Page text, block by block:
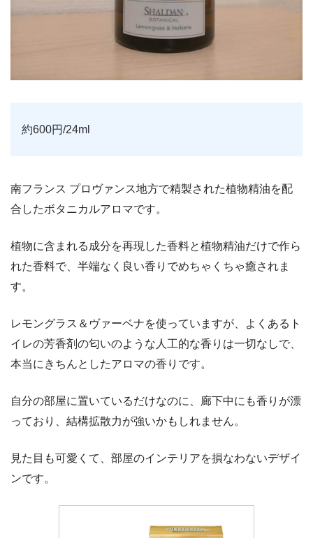
約600円/24ml
南フランス プロヴァンス地方で精製された植物精油を配
合したボタニカルアロマです。
植物に含まれる成分を再現した香料と植物精油だけで作ら
れた香料で、半端なく良い香りでめちゃくちゃ癒されま
す。
レモングラス＆ヴァーベナを使っていますが、よくあるト
イレの芳香剤の匂いのような人工的な香りは一切なしで、
本当にきちんとしたアロマの香りです。
自分の部屋に置いているだけなのに、廊下中にも香りが漂
っており、結構拡散力が強いかもしれません。
見た目も可愛くて、部屋のインテリアを損なわないデザイ
ンです。